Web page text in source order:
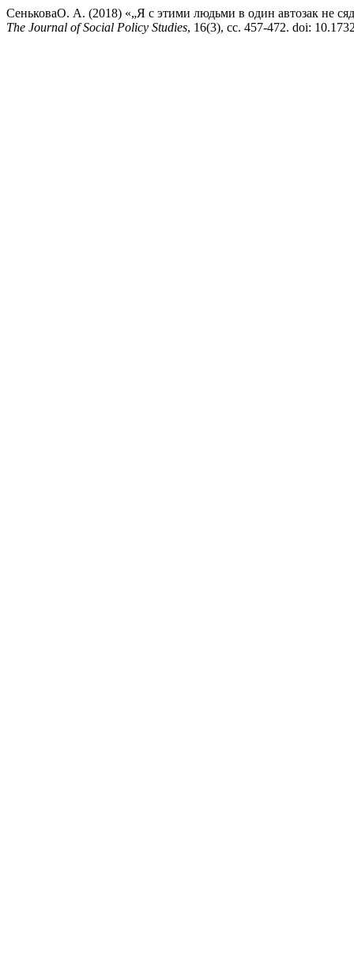
СеньковаО. А. (2018) «„Я с этими людьми в один автозак не
The Journal of Social Policy Studies, 16(3), сс. 457-472. doi: